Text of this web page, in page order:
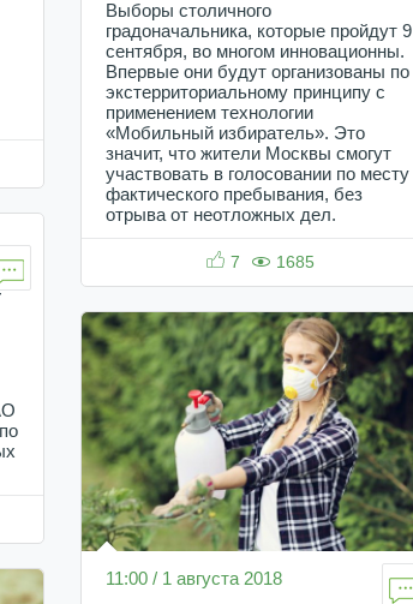
Выборы столичного
градоначальника, которые пройдут 9
сентября, во многом инновационны.
Впервые они будут организованы по
экстерриториальному принципу с
применением технологии
«Мобильный избиратель». Это
значит, что жители Москвы смогут
участвовать в голосовании по месту
фактического пребывания, без
отрыва от неотложных дел.
7 1685
11:00 / 1 августа 2018